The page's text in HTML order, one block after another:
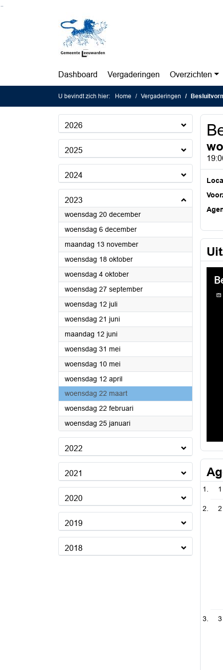
Dashboard Vergaderingen Overzichten
U bevindt zich hier: Home Vergaderingen
2026
2025
2024
2023
woensdag 20 december2023
woensdag 6 december2023
maandag 13 november2023
woensdag 18 oktober2023
woensdag 4 oktober2023
woensdag 27 september2023
woensdag 12 juli2023
woensdag 21 juni2023
maandag 12 juni2023
woensdag 31 mei2023
woensdag 10 mei2023
woensdag 12 april2023
woensdag 22 maart2023
woensdag 22 februari2023
woensdag 25 januari2023
2022
2021
2020
2019
2018
1
2
3